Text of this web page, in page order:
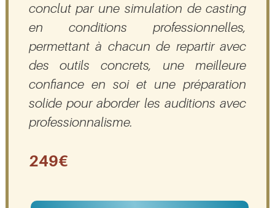
conclut par une simulation de casting
en conditions professionnelles,
permettant à chacun de repartir avec
des outils concrets, une meilleure
confiance en soi et une préparation
solide pour aborder les auditions avec
professionnalisme.
249€